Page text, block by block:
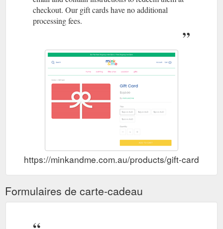
checkout. Our gift cards have no additional
processing fees.
https://minkandme.com.au/products/gift-card
Formulaires de carte-cadeau